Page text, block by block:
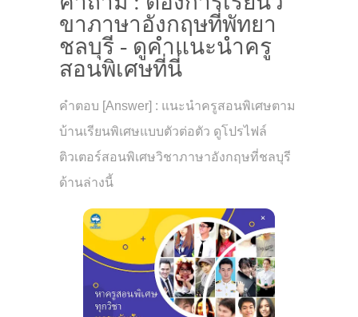
ขาภาษาอังกฤษที่พัทยา
ชลบุรี - ดูคำแนะนำครู
สอนพิเศษที่นี่
คำตอบ [Answer] : แนะนำครูสอนพิเศษตาม
บ้านเรียนพิเศษแบบตัวต่อตัว ดูโปรไฟล์
ติวเตอร์สอนพิเศษวิชาภาษาอังกฤษที่ชลบุรี
ด้านล่างนี้